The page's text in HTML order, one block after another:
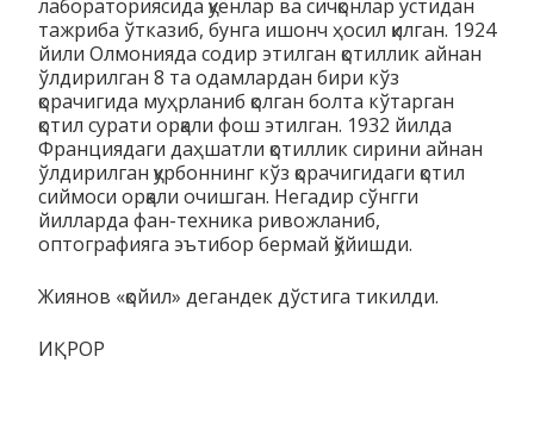
лабораториясида қуёнлар ва сичқонлар устидан
тажриба ўтказиб, бунга ишонч ҳосил қилган. 1924
йили Олмонияда содир этилган қотиллик айнан
ўлдирилган 8 та одамлардан бири кўз
қорачигида муҳрланиб қолган болта кўтарган
қотил сурати орқали фош этилган. 1932 йилда
Франциядаги даҳшатли қотиллик сирини айнан
ўлдирилган қурбоннинг кўз қорачигидаги қотил
сиймоси орқали очишган. Негадир сўнгги
йилларда фан-техника ривожланиб,
оптографияга эътибор бермай қўйишди.
Жиянов «қойил» дегандек дўстига тикилди.
ИҚРОР